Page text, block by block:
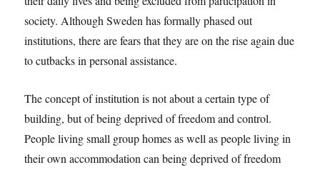
society. Although Sweden has formally phased out
institutions, there are fears that they are on the rise again due
to cutbacks in personal assistance.
The concept of institution is not about a certain type of
building, but of being deprived of freedom and control.
People living small group homes as well as people living in
their own accommodation can being deprived of freedom